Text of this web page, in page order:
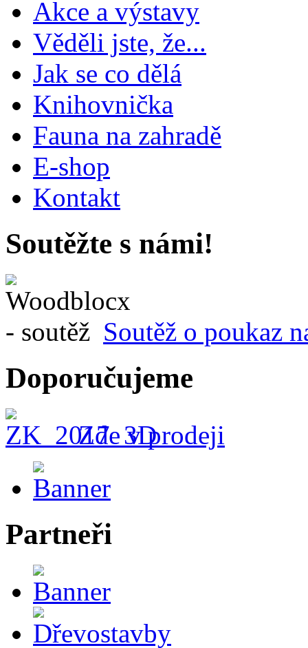
Akce a výstavy
Věděli jste, že...
Jak se co dělá
Knihovnička
Fauna na zahradě
E-shop
Kontakt
Soutěžte s námi!
Soutěž o poukaz
Doporučujeme
Zde v prodeji
Partneři